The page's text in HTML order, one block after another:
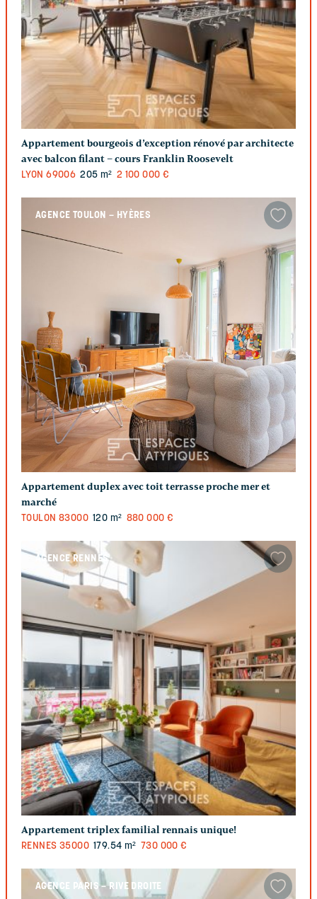
Appartement bourgeois d’exception rénové par architecte
avec balcon filant – cours Franklin Roosevelt
LYON 69006 205 m² 2 100 000 €
AGENCE TOULON – HYÈRES
Appartement duplex avec toit terrasse proche mer et
marché
TOULON 83000 120 m² 880 000 €
AGENCE RENNES
Appartement triplex familial rennais unique!
RENNES 35000 179.54 m² 730 000 €
AGENCE PARIS – RIVE DROITE